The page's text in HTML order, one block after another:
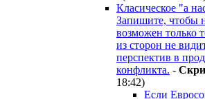
Класическое "а
Запишите, чтобы
возможен только
из сторон не
перспектив в
конфликта. -
18:42)
Если